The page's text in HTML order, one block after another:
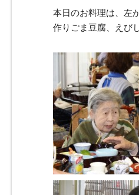
本日のお料理は、左
作りごま豆腐、えび